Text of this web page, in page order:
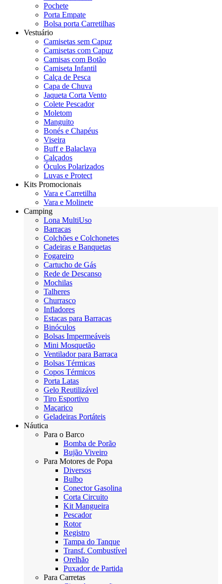
Pochete
Porta Empate
Bolsa porta Carretilhas
Vestuário
Camisetas sem Capuz
Camisetas com Capuz
Camisas com Botão
Camiseta Infantil
Calça de Pesca
Capa de Chuva
Jaqueta Corta Vento
Colete Pescador
Moletom
Manguito
Bonés e Chapéus
Viseira
Buff e Balaclava
Calçados
Óculos Polarizados
Luvas e Protect
Kits Promocionais
Vara e Carretilha
Vara e Molinete
Camping
Lona MultiUso
Barracas
Colchões e Colchonetes
Cadeiras e Banquetas
Fogareiro
Cartucho de Gás
Rede de Descanso
Mochilas
Talheres
Churrasco
Infladores
Estacas para Barracas
Binóculos
Bolsas Impermeáveis
Mini Mosquetão
Ventilador para Barraca
Bolsas Térmicas
Copos Térmicos
Porta Latas
Gelo Reutilizável
Tiro Esportivo
Maçarico
Geladeiras Portáteis
Náutica
Para o Barco
Bomba de Porão
Bujão Viveiro
Para Motores de Popa
Diversos
Bulbo
Conector Gasolina
Corta Circuito
Kit Mangueira
Pescador
Rotor
Registro
Tampa do Tanque
Transf. Combustível
Orelhão
Puxador de Partida
Para Carretas